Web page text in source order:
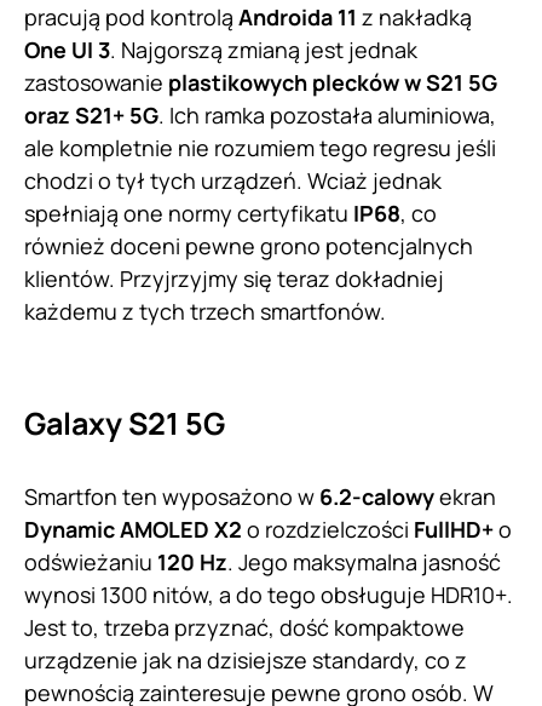
pracują pod kontrolą Androida 11 z nakładką
One UI 3. Najgorszą zmianą jest jednak
zastosowanie plastikowych plecków w S21 5G
oraz S21+ 5G. Ich ramka pozostała aluminiowa,
ale kompletnie nie rozumiem tego regresu jeśli
chodzi o tył tych urządzeń. Wciaż jednak
spełniają one normy certyfikatu IP68, co
również doceni pewne grono potencjalnych
klientów. Przyjrzyjmy się teraz dokładniej
każdemu z tych trzech smartfonów.
Galaxy S21 5G
Smartfon ten wyposażono w 6.2-calowyekran
Dynamic AMOLED X2 o rozdzielczości FullHD+o
odświeżaniu 120 Hz. Jego maksymalna jasność
wynosi 1300 nitów, a do tego obsługuje HDR10+.
Jest to, trzeba przyznać, dość kompaktowe
urządzenie jak na dzisiejsze standardy, co z
pewnością zainteresuje pewne grono osób. W